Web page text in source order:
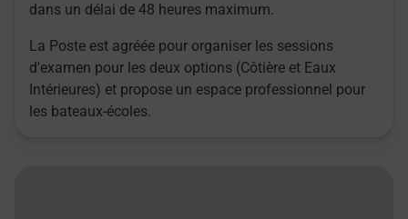
dans un délai de 48 heures maximum.
La Poste est agréée pour organiser les sessions
d'examen pour les deux options (Côtière et Eaux
Intérieures) et propose un espace professionnel pour
les bateaux-écoles.